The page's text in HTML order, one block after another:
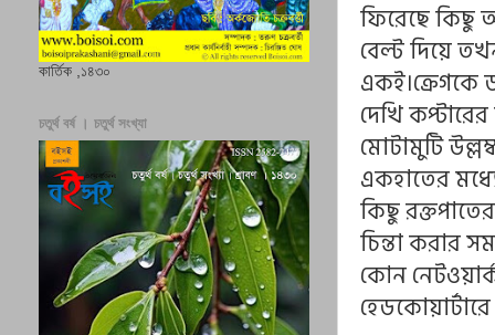
ফিরেছে কিছু
বেল্ট দিয়ে
একই।ক্রেগকে
দেখি
মোটামুটি
একহাতের
কিছু
চিন্তা করার
কোন
কার্তিক ,১৪৩০
চতুর্থ বর্ষ । চতুর্থ সংখ্যা